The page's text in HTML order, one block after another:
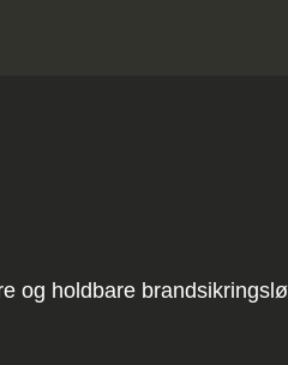
og holdbare